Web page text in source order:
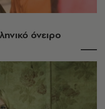
όνειρο